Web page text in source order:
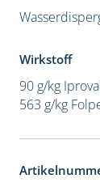
Wirkstoff
90 g/kg
563 g/kg